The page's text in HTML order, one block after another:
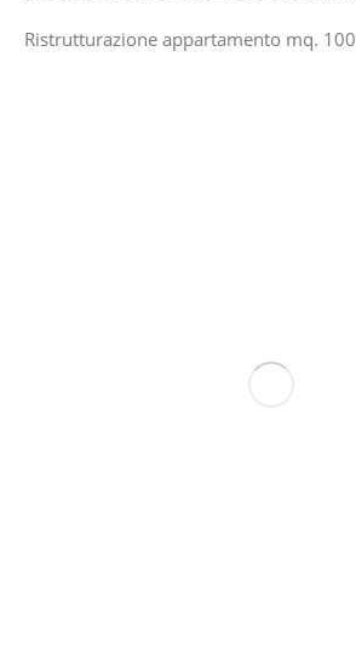
Ristrutturazione appartamento mq. 100